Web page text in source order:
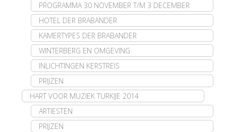
PROGRAMMA 30 NOVEMBER T/M 3 DECEMBER
HOTEL DER BRABANDER
KAMERTYPES DER BRABANDER
WINTERBERG EN OMGEVING
INLICHTINGEN KERSTREIS
PRIJZEN
HART VOOR MUZIEK TURKIJE 2014
ARTIESTEN
PRIJZEN